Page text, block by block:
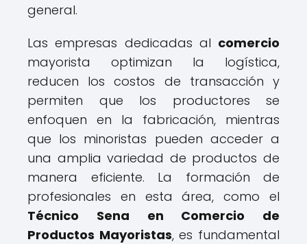
general.
Las empresas dedicadas al comercio
mayorista optimizan la logística,
reducen los costos de transacción y
permiten que los productores se
enfoquen en la fabricación, mientras
que los minoristas pueden acceder a
una amplia variedad de productos de
manera eficiente. La formación de
profesionales en esta área, como el
Técnico Sena en Comercio de
Productos Mayoristas, es fundamental